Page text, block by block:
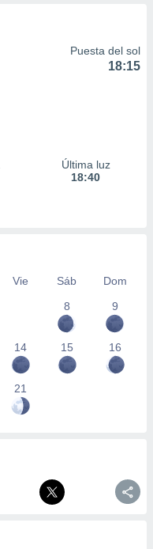
Puesta del sol
18:15
Última luz
18:40
Vie Sáb
Dom
8
9
14 15 16
21